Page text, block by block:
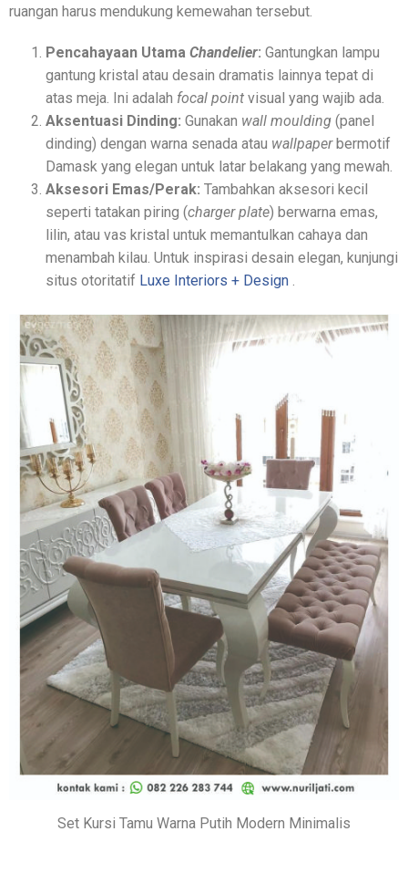
ruangan harus mendukung kemewahan tersebut.
Pencahayaan Utama Chandelier: Gantungkan lampu
gantung kristal atau desain dramatis lainnya tepat di
atas meja. Ini adalah focal point visual yang wajib ada.
Aksentuasi Dinding: Gunakan wall moulding (panel
dinding) dengan warna senada atau wallpaperbermotif
Damask yang elegan untuk latar belakang yang mewah.
Aksesori Emas/Perak: Tambahkan aksesori kecil
seperti tatakan piring (charger plate) berwarna emas,
lilin, atau vas kristal untuk memantulkan cahaya dan
menambah kilau. Untuk inspirasi desain elegan, kunjungi
situs otoritatif Luxe Interiors + Design
Set Kursi Tamu Warna Putih Modern Minimalis